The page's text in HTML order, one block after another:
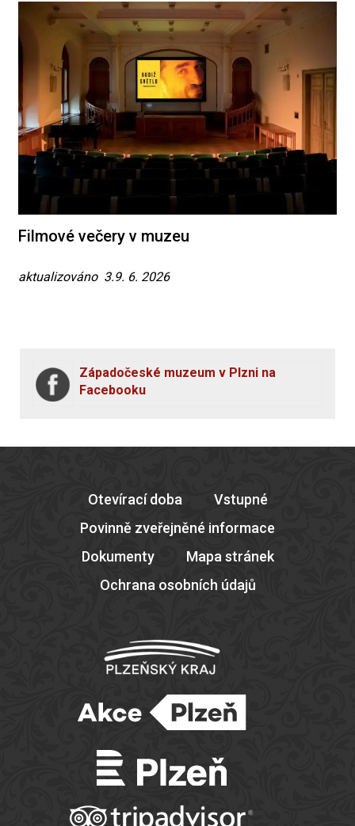
Filmové večery v muzeu
aktualizováno 3.9. 6. 2026
Západočeské muzeum v Plzni na
Facebooku
Otevírací doba
Vstupné
Povinně zveřejněné informace
Dokumenty
Mapa stránek
Ochrana osobních údajů